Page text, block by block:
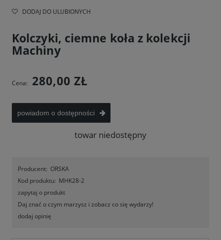
DODAJ DO ULUBIONYCH
Kolczyki, ciemne koła z kolekcji
Machiny
Cena: 280,00 ZŁ
powiadom o dostępności
towar niedostępny
Producent: ORSKA
Kod produktu: MHK28-2
zapytaj o produkt
Daj znać o czym marzysz i zobacz co się wydarzy!
dodaj opinię